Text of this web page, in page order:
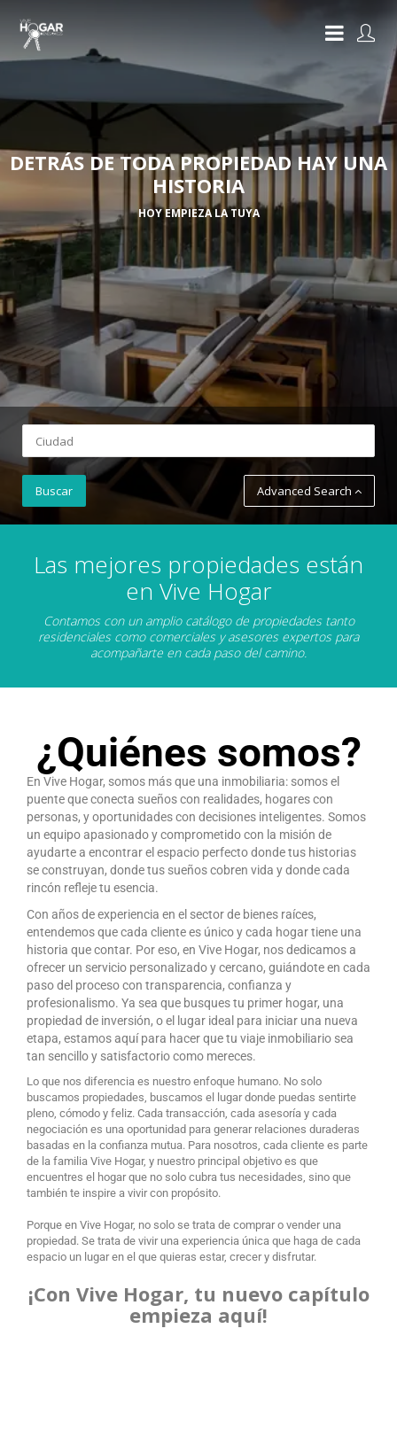
DETRÁS DE TODA PROPIEDAD HAY UNA
HISTORIA
HOY EMPIEZA LA TUYA
Advanced Search
Las mejores propiedades están
en Vive Hogar
Contamos con un amplio catálogo de propiedades tanto
residenciales como comerciales y asesores expertos para
acompañarte en cada paso del camino.
¿Quiénes somos?
En Vive Hogar, somos más que una inmobiliaria: somos el
puente que conecta sueños con realidades, hogares con
personas, y oportunidades con decisiones inteligentes. Somos
un equipo apasionado y comprometido con la misión de
ayudarte a encontrar el espacio perfecto donde tus historias
se construyan, donde tus sueños cobren vida y donde cada
rincón refleje tu esencia.
Con años de experiencia en el sector de bienes raíces,
entendemos que cada cliente es único y cada hogar tiene una
historia que contar. Por eso, en Vive Hogar, nos dedicamos a
ofrecer un servicio personalizado y cercano, guiándote en cada
paso del proceso con transparencia, confianza y
profesionalismo. Ya sea que busques tu primer hogar, una
propiedad de inversión, o el lugar ideal para iniciar una nueva
etapa, estamos aquí para hacer que tu viaje inmobiliario sea
tan sencillo y satisfactorio como mereces.
Lo que nos diferencia es nuestro enfoque humano. No solo
buscamos propiedades, buscamos el lugar donde puedas sentirte
pleno, cómodo y feliz. Cada transacción, cada asesoría y cada
negociación es una oportunidad para generar relaciones duraderas
basadas en la confianza mutua. Para nosotros, cada cliente es parte
de la familia Vive Hogar, y nuestro principal objetivo es que
encuentres el hogar que no solo cubra tus necesidades, sino que
también te inspire a vivir con propósito.
Porque en Vive Hogar, no solo se trata de comprar o vender una
propiedad. Se trata de vivir una experiencia única que haga de cada
espacio un lugar en el que quieras estar, crecer y disfrutar.
¡Con Vive Hogar, tu nuevo capítulo
empieza aquí!